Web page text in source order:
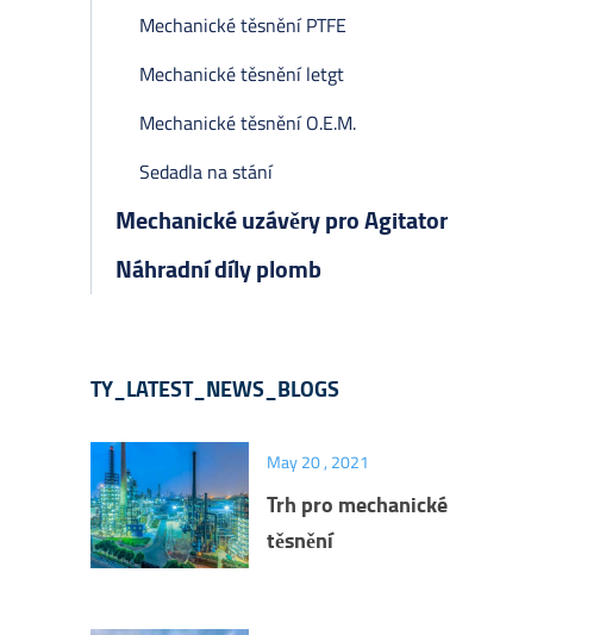
Mechanické těsnění PTFE
Mechanické těsnění letgt
Mechanické těsnění O.E.M.
Sedadla na stání
Mechanické uzávěry pro Agitator
Náhradní díly plomb
TY_LATEST_NEWS_BLOGS
May 20 , 2021
Trh pro mechanické
těsnění